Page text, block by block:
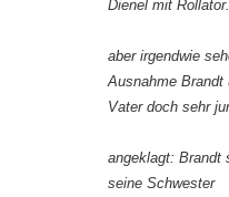
Dienel mit Rollator.
aber irgendwie
Ausnahme Brandt
Vater doch sehr
angeklagt: Brandt
seine Schwester